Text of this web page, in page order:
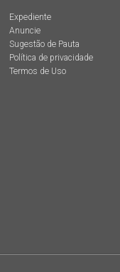
Expediente
Anuncie
Sugestão de Pauta
Política de privacidade
Termos de Uso